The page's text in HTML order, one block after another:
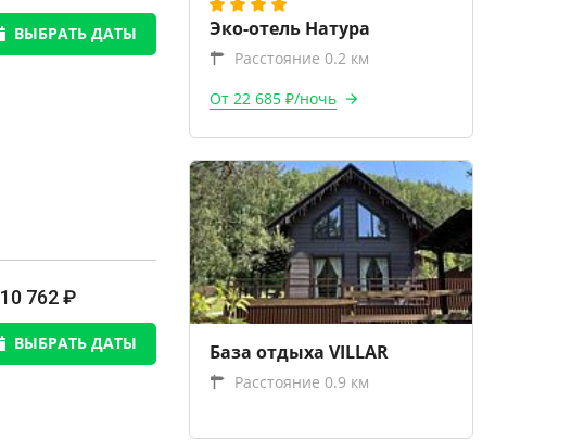
ВЫБРАТЬ ДАТЫ
762 ₽
ВЫБРАТЬ ДАТЫ
Эко-отель Натура
Расстояние 0.2 км
От 22 685 ₽/ночь
База отдыха VILLAR
Расстояние 0.9 км